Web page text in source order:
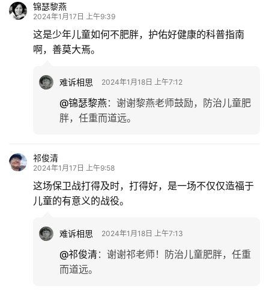
锦瑟黎燕
2024年1月17日 上午9:39
这是少年儿童如何不肥胖，护佑好健康的科普指南
啊，善莫大焉。
难诉相思 2024年1月18日 上午7:12
@锦瑟黎燕： 谢谢黎燕老师鼓励，防治儿童肥
胖，任重而道远。
祁俊清
2024年1月17日 上午9:58
这场保卫战打得及时，打得好，是一场不仅仅造福于
儿童的有意义的战役。
难诉相思 2024年1月18日 上午7:13
@祁俊清： 谢谢祁老师！防治儿童肥胖，任重
而道远。